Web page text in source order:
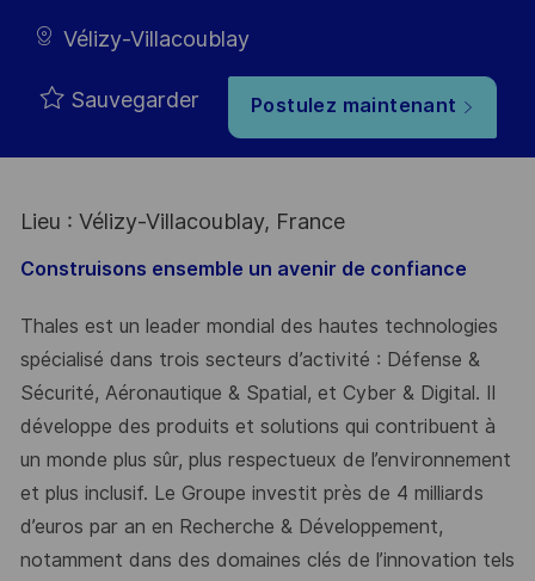
Vélizy-Villacoublay
Sauvegarder Postulez maintenant
Lieu : Vélizy-Villacoublay, France
Construisons ensemble un avenir de confiance
Thales est un leader mondial des hautes technologies
spécialisé dans trois secteurs d’activité : Défense &
Sécurité, Aéronautique & Spatial, et Cyber & Digital. Il
développe des produits et solutions qui contribuent à
un monde plus sûr, plus respectueux de l’environnement
et plus inclusif. Le Groupe investit près de 4 milliards
d’euros par an en Recherche & Développement,
notamment dans des domaines clés de l’innovation tels